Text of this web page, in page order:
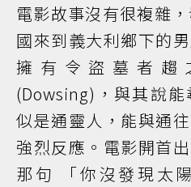
電影故事沒有很複雜
國來到義大利鄉下的
擁有令盜墓者趨
(Dowsing)，與其說
似是通靈人，能與通
強烈反應。電影開首
那句 「你沒發現太